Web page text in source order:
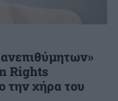
Rights
την χήρα του